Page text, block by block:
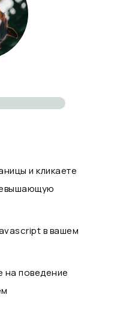
и кликаете
в вашем
на поведение